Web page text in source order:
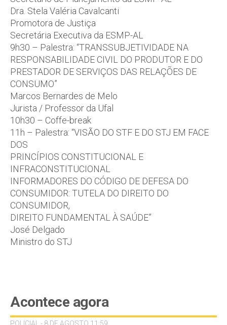
Dra. Stela Valéria Cavalcanti
Promotora de Justiça
Secretária Executiva da ESMP-AL
9h30 – Palestra: “TRANSSUBJETIVIDADE NA
RESPONSABILIDADE CIVIL DO PRODUTOR E DO
PRESTADOR DE SERVIÇOS DAS RELAÇÕES DE
CONSUMO”
Marcos Bernardes de Melo
Jurista / Professor da Ufal
10h30 – Coffe-break
11h – Palestra: “VISÃO DO STF E DO STJ EM FACE
DOS
PRINCÍPIOS CONSTITUCIONAL E
INFRACONSTITUCIONAL
INFORMADORES DO CÓDIGO DE DEFESA DO
CONSUMIDOR: TUTELA DO DIREITO DO
CONSUMIDOR,
DIREITO FUNDAMENTAL À SAÚDE”
José Delgado
Ministro do STJ
Acontece agora